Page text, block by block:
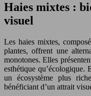
Haies mixtes :
visuel
Les haies mixtes,
plantes, offrent une
monotones. Elles
esthétique qu’écologique.
un écosystème plus
bénéficiant d’un attrait